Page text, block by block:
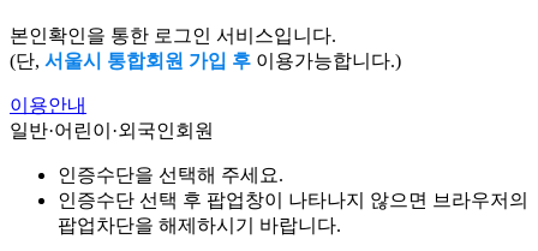
본인확인을 통한 로그인 서비스입니다.
(단, 서울시 통합회원 가입 후 이용가능합니다.)
이용안내
일반·어린이·외국인회원
인증수단을 선택해 주세요.
인증수단 선택 후 팝업창이 나타나지 않으면 브라우저의
팝업차단을 해제하시기 바랍니다.